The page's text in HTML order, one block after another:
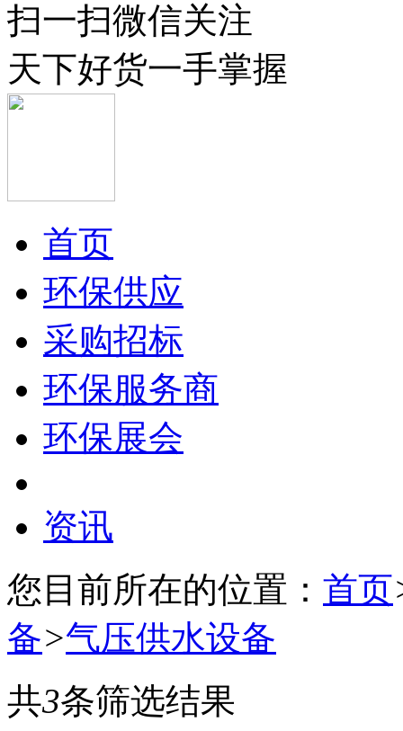
扫一扫微信关注
天下好货一手掌握
首页
环保供应
采购招标
环保服务商
环保展会
资讯
您目前所在的位置： 首页
备>气压供水设备
共3条筛选结果